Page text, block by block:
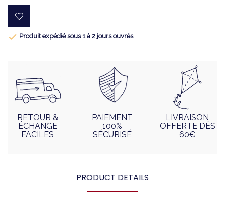
 Produit expédié sous 1 à 2 jours ouvrés
RETOUR &
ÉCHANGE
FACILES
PAIEMENT
100%
SÉCURISÉ
LIVRAISON
OFFERTE DÈS
60€
PRODUCT DETAILS